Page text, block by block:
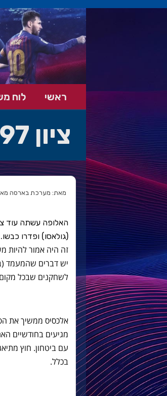
ראשי לוח
ציון 97
מאת: מערכת בארסה מאניה | 08/07/2016 |
(גולאסו) ופדרו כבשו.
זה היה אמור להיות
לשחקנים שבכל
מגיעים בחודשיים
בכלל.